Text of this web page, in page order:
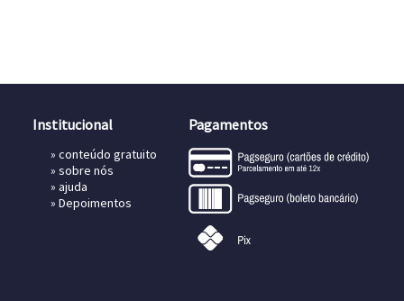
Institucional
» conteúdo gratuito
» sobre nós
» ajuda
» Depoimentos
Pagamentos